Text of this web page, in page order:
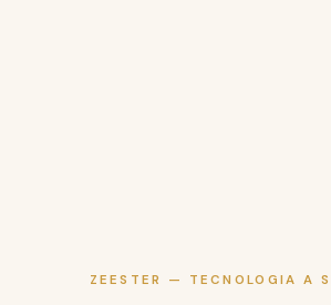
ZEESTER — TECNOLOGIA A